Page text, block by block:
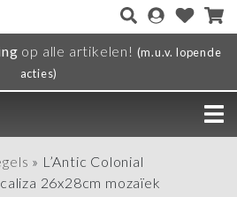
op alle artikelen! (m.u.v. lopende
acties)
» L’Antic Colonial
26x28cm mozaïek